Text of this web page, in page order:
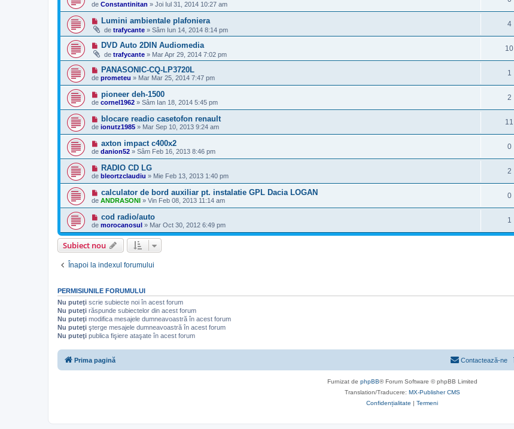
de Constantinitan » Joi Iul 31, 2014 10:27 am
Lumini ambientale plafoniera
de trafycante » Sâm Iun 14, 2014 8:14 pm
4
DVD Auto 2DIN Audiomedia
de trafycante » Mar Apr 29, 2014 7:02 pm
10
PANASONIC-CQ-LP3720L
de prometeu » Mar Mar 25, 2014 7:47 pm
1
pioneer deh-1500
de cornel1962 » Sâm Ian 18, 2014 5:45 pm
2
blocare readio casetofon renault
de ionutz1985 » Mar Sep 10, 2013 9:24 am
11
axton impact c400x2
de danion52 » Sâm Feb 16, 2013 8:46 pm
0
RADIO CD LG
de bleortzclaudiu » Mie Feb 13, 2013 1:40 pm
2
calculator de bord auxiliar pt. instalatie GPL Dacia LOGAN
de ANDRASONI » Vin Feb 08, 2013 11:14 am
0
cod radio/auto
de morocanosul » Mar Oct 30, 2012 6:49 pm
1
Subiect nou
Înapoi la indexul forumului
PERMISIUNILE FORUMULUI
Nu puteţi scrie subiecte noi în acest forum
Nu puteţi răspunde subiectelor din acest forum
Nu puteţi modifica mesajele dumneavoastră în acest forum
Nu puteţi şterge mesajele dumneavoastră în acest forum
Nu puteţi publica fişiere ataşate în acest forum
Prima pagină Contactează-ne
Furnizat de phpBB® Forum Software © phpBB Limited
Translation/Traducere: MX-Publisher CMS
Confidențialitate | Termeni